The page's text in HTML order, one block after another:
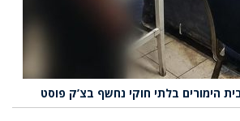
הימורים בלתי חוקי נחשף בצ’ק פוסט